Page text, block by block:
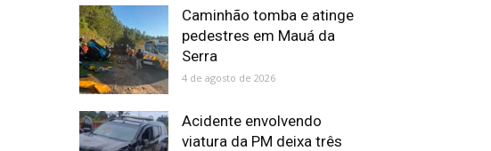
Caminhão tomba e atinge
pedestres em Mauá da
Serra
4 de agosto de 2026
Acidente envolvendo
viatura da PM deixa três